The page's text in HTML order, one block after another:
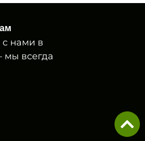
с нами в
мы всегда